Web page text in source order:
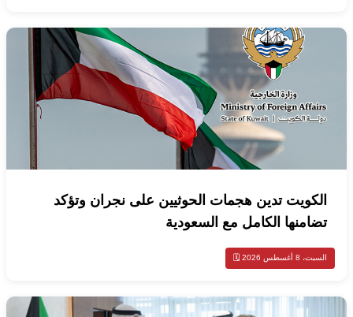
الكويت تدين هجمات الحوثيين على نجران وتؤكد
تضامنها الكامل مع السعودية
السبت، 8 أغسطس 2026 🗓️